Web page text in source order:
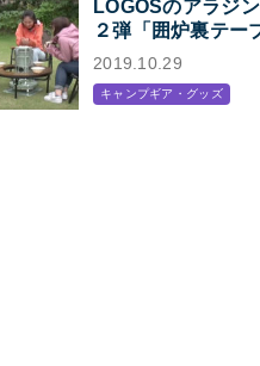
LOGOSのアラジ
２弾「囲炉裏テー
2019.10.29
キャンプギア・グッズ